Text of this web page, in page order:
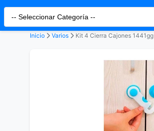
Inicio Varios Kit 4 Cierra Cajones 1441gg